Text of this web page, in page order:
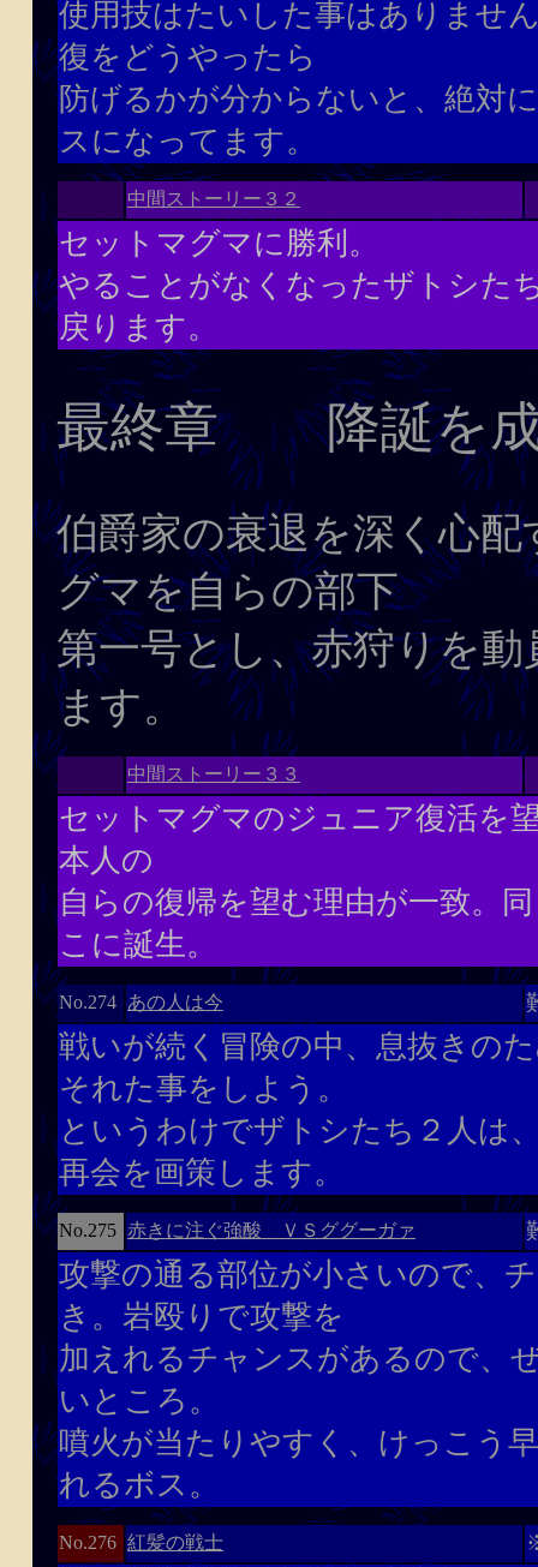
使用技はたいした事はありませ
復をどうやったら
防げるかが分からないと、絶対
スになってます。
中間ストーリー３２
セットマグマに勝利。
やることがなくなったザトシた
戻ります。
最終章 降誕を成
伯爵家の衰退を深く心
グマを自らの部下
第一号とし、赤狩りを
ます。
中間ストーリー３３
セットマグマのジュニア復活を
本人の
自らの復帰を望む理由が一致。
こに誕生。
No.274 あの人は今
戦いが続く冒険の中、息抜きの
それた事をしよう。
というわけでザトシたち２人は
再会を画策します。
No.275 赤きに注ぐ強酸 ＶＳググーガァ
攻撃の通る部位が小さいので、
き。岩殴りで攻撃を
加えれるチャンスがあるので、
いところ。
噴火が当たりやすく、けっこう
れるボス。
No.276 紅髪の戦士